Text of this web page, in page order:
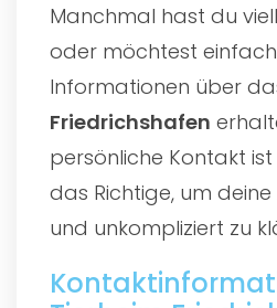
Manchmal hast du
oder möchtest
Informationen über
Friedrichshafen
persönliche Kontakt
das Richtige, um
und unkompliziert zu